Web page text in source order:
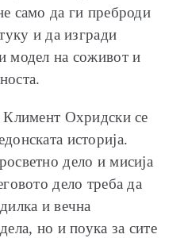
само да ги преброди
и да изгради
модел на соживот и
Охридски се
историја.
дело и мисија
дело треба да
и вечна
но и поука за сите